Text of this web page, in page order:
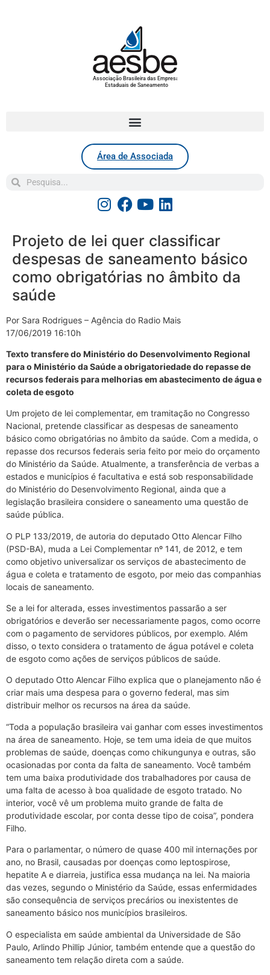
Associação Brasileira das Empresas
Estaduais de Saneamento
Área de Associada
Projeto de lei quer classificar
despesas de saneamento básico
como obrigatórias no âmbito da
saúde
Por Sara Rodrigues – Agência do Radio Mais
17/06/2019 16:10h
Texto transfere do Ministério do Desenvolvimento Regional
para o Ministério da Saúde a obrigatoriedade do repasse de
recursos federais para melhorias em abastecimento de água e
coleta de esgoto
Um projeto de lei complementar, em tramitação no Congresso
Nacional, pretende classificar as despesas de saneamento
básico como obrigatórias no âmbito da saúde. Com a medida, o
repasse dos recursos federais seria feito por meio do orçamento
do Ministério da Saúde. Atualmente, a transferência de verbas a
estados e municípios é facultativa e está sob responsabilidade
do Ministério do Desenvolvimento Regional, ainda que a
legislação brasileira considere o saneamento uma questão de
saúde pública.
O PLP 133/2019, de autoria do deputado Otto Alencar Filho
(PSD-BA), muda a Lei Complementar nº 141, de 2012, e tem
como objetivo universalizar os serviços de abastecimento de
água e coleta e tratamento de esgoto, por meio das companhias
locais de saneamento.
Se a lei for alterada, esses investimentos passarão a ser
obrigatórios e deverão ser necessariamente pagos, como ocorre
com o pagamento de servidores públicos, por exemplo. Além
disso, o texto considera o tratamento de água potável e coleta
de esgoto como ações de serviços públicos de saúde.
O deputado Otto Alencar Filho explica que o planejamento não é
criar mais uma despesa para o governo federal, mas sim
distribuir melhor os recursos na área da saúde.
“Toda a população brasileira vai ganhar com esses investimentos
na área de saneamento. Hoje, se tem uma ideia de que muitos
problemas de saúde, doenças como chikungunya e outras, são
ocasionadas por conta da falta de saneamento. Você também
tem uma baixa produtividade dos trabalhadores por causa de
uma falta de acesso à boa qualidade de esgoto tratado. No
interior, você vê um problema muito grande de falta de
produtividade escolar, por conta desse tipo de coisa”, pondera
Filho.
Para o parlamentar, o número de quase 400 mil internações por
ano, no Brasil, causadas por doenças como leptospirose,
hepatite A e diarreia, justifica essa mudança na lei. Na maioria
das vezes, segundo o Ministério da Saúde, essas enfermidades
são consequência de serviços precários ou inexistentes de
saneamento básico nos municípios brasileiros.
O especialista em saúde ambiental da Universidade de São
Paulo, Arlindo Phillip Júnior, também entende que a questão do
saneamento tem relação direta com a saúde.